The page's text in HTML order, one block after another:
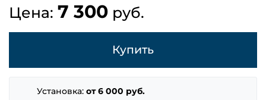
Цена: 7 300 руб.
Купить
Установка:от 6 000 руб.